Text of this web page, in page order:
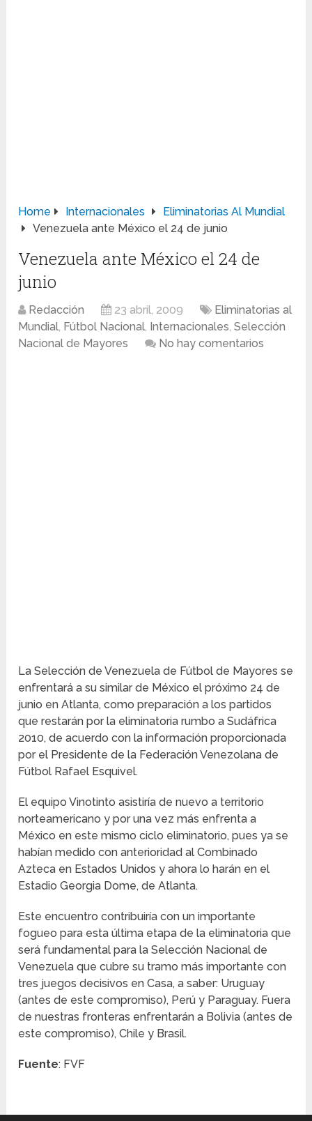
Home Internacionales
Eliminatorias Al Mundial
Venezuela ante México el 24 de junio
Venezuela ante México el 24 de
junio
Redacción 23 abril, 2009
Eliminatorias al
Mundial, Fútbol Nacional, Internacionales,Selección
Nacional de Mayores
No hay comentarios
La Selección de Venezuela de Fútbol de Mayores se
enfrentará a su similar de México el próximo 24 de
junio en Atlanta, como preparación a los partidos
que restarán por la eliminatoria rumbo a Sudáfrica
2010, de acuerdo con la información proporcionada
por el Presidente de la Federación Venezolana de
Fútbol Rafael Esquivel.
El equipo Vinotinto asistiría de nuevo a territorio
norteamericano y por una vez más enfrenta a
México en este mismo ciclo eliminatorio, pues ya se
habían medido con anterioridad al Combinado
Azteca en Estados Unidos y ahora lo harán en el
Estadio Georgia Dome, de Atlanta.
Este encuentro contribuiría con un importante
fogueo para esta última etapa de la eliminatoria que
será fundamental para la Selección Nacional de
Venezuela que cubre su tramo más importante con
tres juegos decisivos en Casa, a saber: Uruguay
(antes de este compromiso), Perú y Paraguay. Fuera
de nuestras fronteras enfrentarán a Bolivia (antes de
este compromiso), Chile y Brasil.
Fuente: FVF